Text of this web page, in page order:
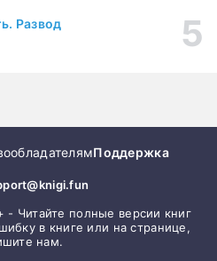
Развод
Поддержка
Читайте полные версии книг
в книге или на странице,
нам.